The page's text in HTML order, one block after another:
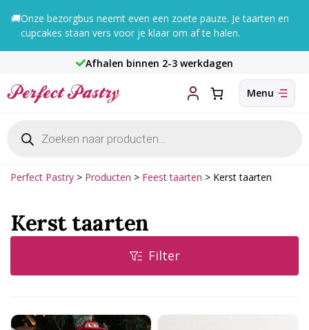
naar
🚚Onze bezorgbus neemt even een zoete pauze. Je taarten en
cupcakes staan vers voor je klaar om af te halen.
Afhalen binnen 2-3 werkdagen
zoeken
Perfect Pastry > Producten > Feest taarten > Kerst taarten
Kerst taarten
Filter